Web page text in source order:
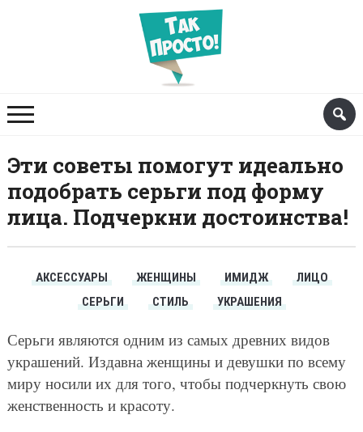
Эти советы помогут идеально
подобрать серьги под форму
лица. Подчеркни достоинства!
АКСЕССУАРЫ ЖЕНЩИНЫ ИМИДЖ
ЛИЦО
СЕРЬГИ
СТИЛЬ УКРАШЕНИЯ
Серьги являются одним из самых древних видов
украшений. Издавна женщины и девушки по всему
миру носили их для того, чтобы подчеркнуть свою
женственность и красоту.